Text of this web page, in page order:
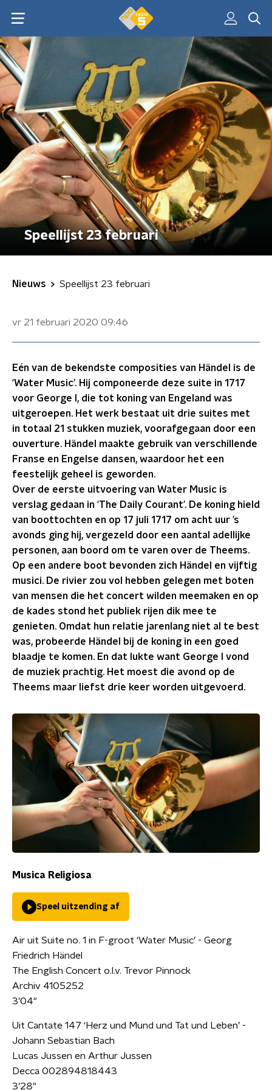
Speellijst 23 februari
Nieuws Speellijst 23 februari
vr 21 februari 2020 09:46
Eén van de bekendste composities van Händel is de
‘Water Music’. Hij componeerde deze suite in 1717
voor George I, die tot koning van Engeland was
uitgeroepen. Het werk bestaat uit drie suites met
in totaal 21 stukken muziek, voorafgegaan door een
ouverture. Händel maakte gebruik van verschillende
Franse en Engelse dansen, waardoor het een
feestelijk geheel is geworden.
Over de eerste uitvoering van Water Music is
verslag gedaan in ‘The Daily Courant’. De koning hield
van boottochten en op 17 juli 1717 om acht uur ’s
avonds ging hij, vergezeld door een aantal adellijke
personen, aan boord om te varen over de Theems.
Op een andere boot bevonden zich Händel en vijftig
musici. De rivier zou vol hebben gelegen met boten
van mensen die het concert wilden meemaken en op
de kades stond het publiek rijen dik mee te
genieten. Omdat hun relatie jarenlang niet al te best
was, probeerde Händel bij de koning in een goed
blaadje te komen. En dat lukte want George I vond
de muziek prachtig. Het moest die avond op de
Theems maar liefst drie keer worden uitgevoerd.
Musica Religiosa
Speel uitzending af
Air uit Suite no. 1 in F-groot ‘Water Music’ - Georg
Friedrich Händel
The English Concert o.l.v. Trevor Pinnock
Archiv 4105252
3’04"
Uit Cantate 147 ‘Herz und Mund und Tat und Leben’ -
Johann Sebastian Bach
Lucas Jussen en Arthur Jussen
Decca 002894818443
3’28"